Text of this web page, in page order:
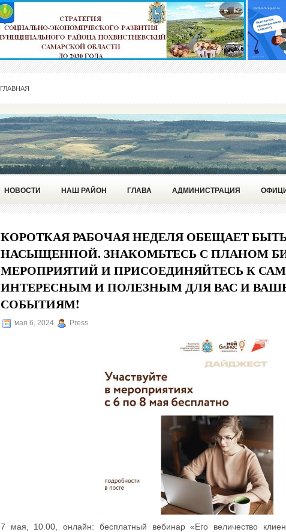
ГЛАВНАЯ
НОВОСТИ НАШ РАЙОН ГЛАВА АДМИНИСТРАЦИЯ
КОРОТКАЯ РАБОЧАЯ НЕДЕЛЯ ОБЕЩАЕТ
НАСЫЩЕННОЙ. ЗНАКОМЬТЕСЬ С ПЛАНОМ
МЕРОПРИЯТИЙ И ПРИСОЕДИНЯЙТЕСЬ К
ИНТЕРЕСНЫМ И ПОЛЕЗНЫМ ДЛЯ ВАС И
СОБЫТИЯМ!
мая 6, 2024 Press
7 мая, 10.00, онлайн: бесплатный вебинар «Его величество